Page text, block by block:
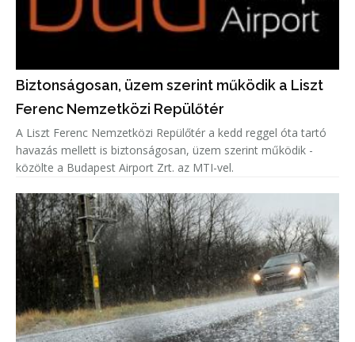
Biztonságosan, üzem szerint működik a Liszt
Ferenc Nemzetközi Repülőtér
A Liszt Ferenc Nemzetközi Repülőtér a kedd reggel óta tartó
havazás mellett is biztonságosan, üzem szerint működik -
közölte a Budapest Airport Zrt. az MTI-vel.